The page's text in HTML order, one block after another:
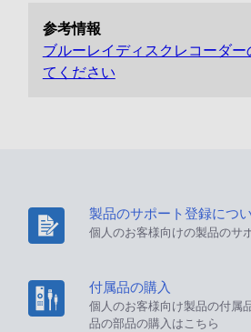
参考情報
ブルーレイディスクレコーダー
てください
製品のサポート登録につ
個人のお客様向けの製品のサ
付属品の購入
個人のお客様向け製品の付属
品の部品の購入はこちら